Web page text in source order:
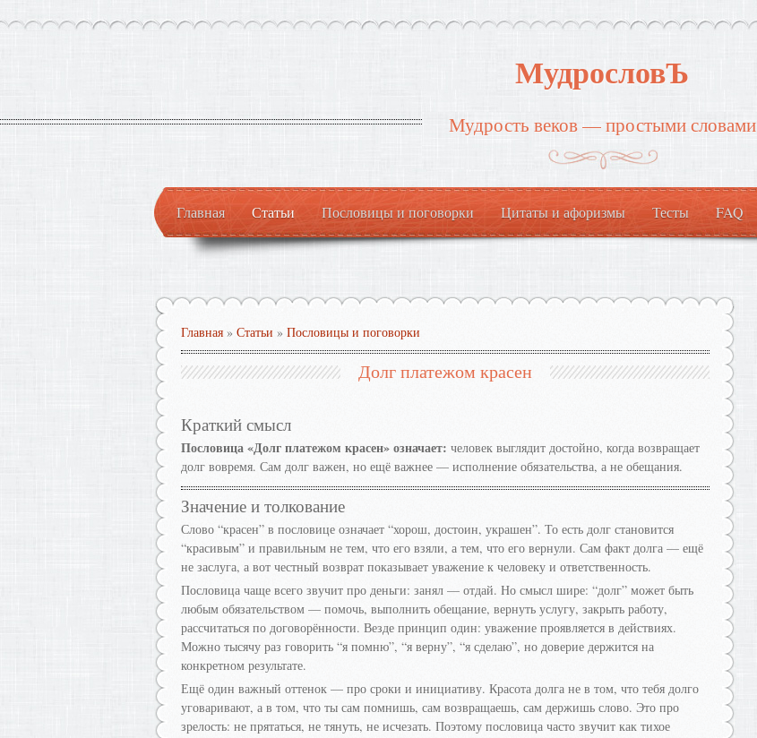
МудрословЪ
Мудрость веков — простыми словами
Главная Статьи Пословицы и поговорки Цитаты и афоризмы Тесты FAQ
Главная » Статьи » Пословицы и поговорки
Долг платежом красен
Краткий смысл
Пословица «Долг платежом красен» означает: человек выглядит достойно, когда возвращает
долг вовремя. Сам долг важен, но ещё важнее — исполнение обязательства, а не обещания.
Значение и толкование
Слово “красен” в пословице означает “хорош, достоин, украшен”. То есть долг становится
“красивым” и правильным не тем, что его взяли, а тем, что его вернули. Сам факт долга — ещё
не заслуга, а вот честный возврат показывает уважение к человеку и ответственность.
Пословица чаще всего звучит про деньги: занял — отдай. Но смысл шире: “долг” может быть
любым обязательством — помочь, выполнить обещание, вернуть услугу, закрыть работу,
рассчитаться по договорённости. Везде принцип один: уважение проявляется в действиях.
Можно тысячу раз говорить “я помню”, “я верну”, “я сделаю”, но доверие держится на
конкретном результате.
Ещё один важный оттенок — про сроки и инициативу. Красота долга не в том, что тебя долго
уговаривают, а в том, что ты сам помнишь, сам возвращаешь, сам держишь слово. Это про
зрелость: не прятаться, не тянуть, не исчезать. Поэтому пословица часто звучит как тихое